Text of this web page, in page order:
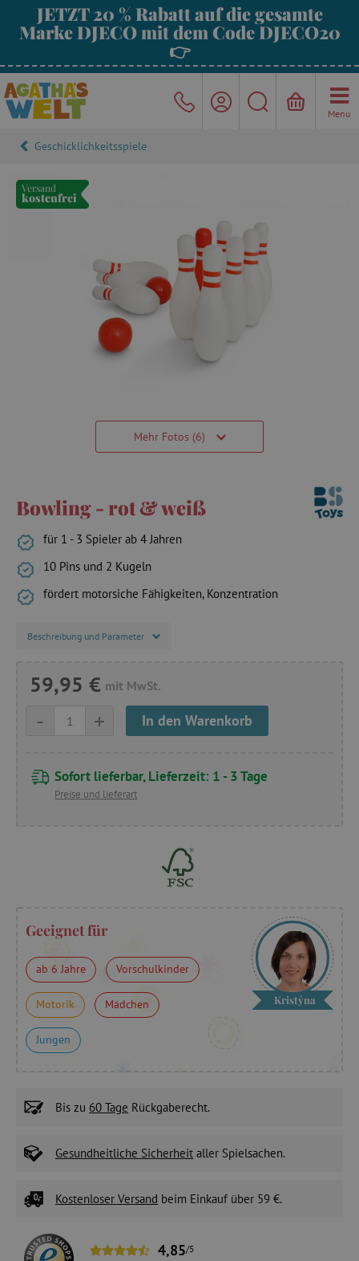
JETZT 20 % Rabatt auf die gesamte
Marke DJECO mit dem Code DJECO20
👉
Menu
Geschicklichkeitsspiele
Versand
kostenfrei
Mehr Fotos (6)
Bowling - rot & weiß
für 1 - 3 Spieler ab 4 Jahren
10 Pins und 2 Kugeln
fördert motorsiche Fähigkeiten, Konzentration
Beschreibung und Parameter
59,95 € mit MwSt.
+
- In den Warenkorb
Sofort lieferbar, Lieferzeit: 1 - 3 Tage
Preise und lieferart
Geeignet für
ab 6 Jahre Vorschulkinder
Motorik Mädchen
Jungen
Kristýna
Bis zu 60 Tage Rückgaberecht.
Gesundheitliche Sicherheit aller Spielsachen.
Kostenloser Versand beim Einkauf über 59 €.
4,85/5